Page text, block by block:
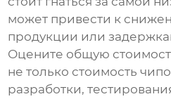
может привести к
продукции или
Оцените общую
не только стоимость
разработки,